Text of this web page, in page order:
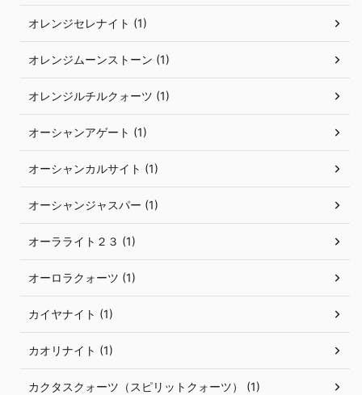
オレンジセレナイト (1)
オレンジムーンストーン (1)
オレンジルチルクォーツ (1)
オーシャンアゲート (1)
オーシャンカルサイト (1)
オーシャンジャスパー (1)
オーラライト２３ (1)
オーロラクォーツ (1)
カイヤナイト (1)
カオリナイト (1)
カクタスクォーツ（スピリットクォーツ） (1)